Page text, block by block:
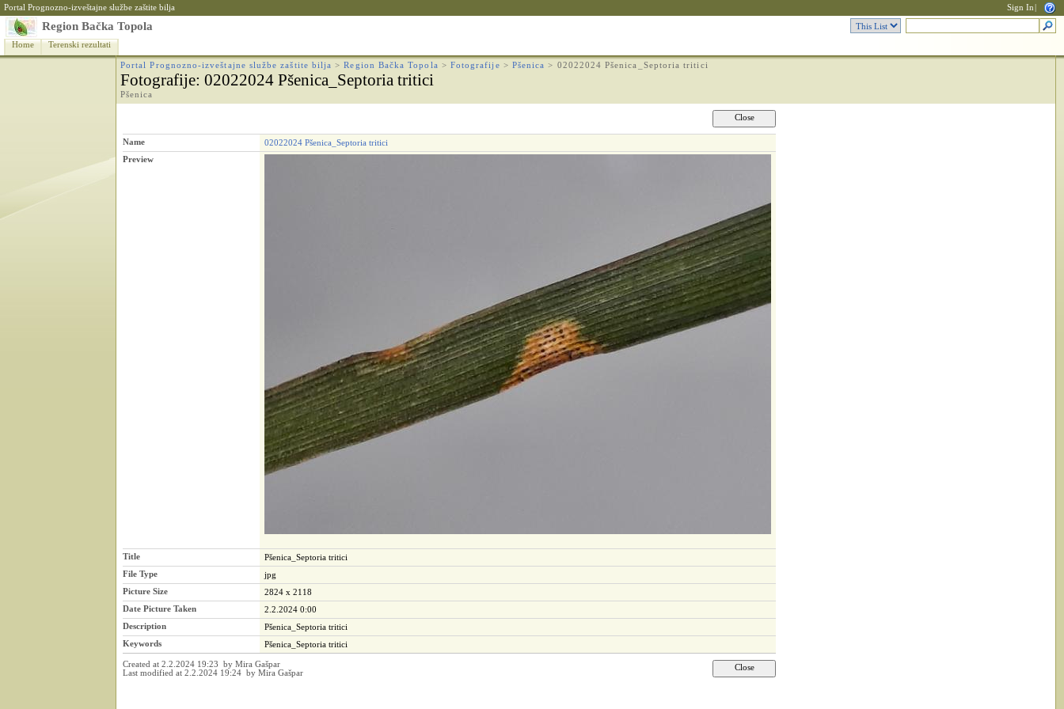
Portal Prognozno-izveštajne službe zaštite bilja Sign In
Region Bačka Topola
Home Terenski rezultati
Portal Prognozno-izveštajne službe zaštite bilja >Region Bačka Topola > Fotografije > Pšenica > 02022024 Pšenica_Septoria tritici
Fotografije: 02022024 Pšenica_Septoria tritici
Pšenica
Name
02022024 Pšenica_Septoria tritici
Preview
Title
Pšenica_Septoria tritici
File Type
jpg
Picture Size
2824 x 2118
Date Picture Taken
2.2.2024 0:00
Description
Pšenica_Septoria tritici
Keywords
Pšenica_Septoria tritici
Created at 2.2.2024 19:23 by Mira Gašpar
Last modified at 2.2.2024 19:24 by Mira Gašpar